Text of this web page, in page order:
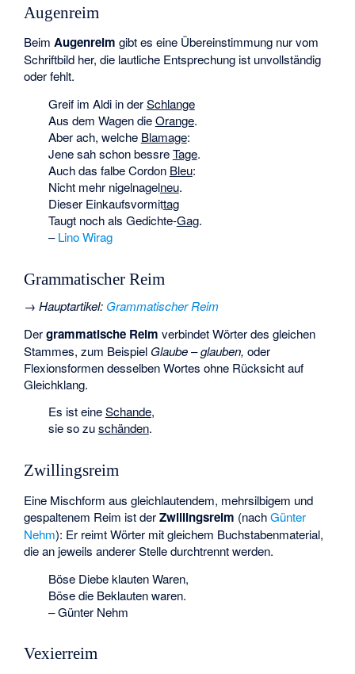
Augenreim
BeimAugenreim gibt es eine Übereinstimmung nur vom
Schriftbild her, die lautliche Entsprechung ist unvollständig
oder fehlt.
Greif im Aldi in derSchlange
Aus dem Wagen dieOrange.
Aber ach, welche Blamage:
Jene sah schon bessreTage.
Auch das falbe Cordon Bleu:
Nicht mehr nigelnagelneu.
Dieser Einkaufsvormittag
Taugt noch als Gedichte-Gag.
–Lino Wirag
Grammatischer Reim
→Hauptartikel: Grammatischer Reim
Dergrammatische Reim verbindet Wörter des gleichen
Stammes, zum Beispiel Glaube–glauben, oder
Flexionsformen desselben Wortes ohne Rücksicht auf
Gleichklang.
Es ist eineSchande,
sie so zuschänden.
Zwillingsreim
Eine Mischform aus gleichlautendem, mehrsilbigem und
gespaltenem Reim ist derZwillingsreim (nachGünter
Nehm): Er reimt Wörter mit gleichem Buchstabenmaterial,
die an jeweils anderer Stelle durchtrennt werden.
Böse Diebe klauten Waren,
Böse die Beklauten waren.
– Günter Nehm
Vexierreim